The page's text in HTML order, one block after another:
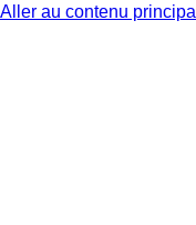
Aller au contenu principal